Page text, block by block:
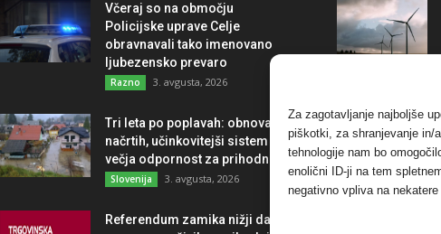
Za zagotavljanje najboljše
piškotki, za shranjevanje in/
tehnologije nam bo
enolični ID-ji na tem
negativno vpliva na
Včeraj so na območju
Policijske uprave Celje
obravnavali tako imenovano
ljubezensko prevaro
Razno 3. avgusta, 2026
Tri leta po poplavah: obnova po
načrtih, učinkovitejši sistem in
večja odpornost za prihodnost
Slovenija 3. avgusta, 2026
Referendum zamika nižji davek